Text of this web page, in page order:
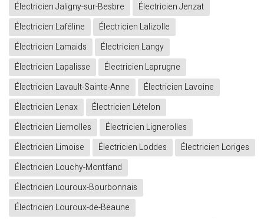
Électricien Jaligny-sur-Besbre
Électricien Jenzat
Électricien Laféline
Électricien Lalizolle
Électricien Lamaids
Électricien Langy
Électricien Lapalisse
Électricien Laprugne
Électricien Lavault-Sainte-Anne
Électricien Lavoine
Électricien Lenax
Électricien Lételon
Électricien Liernolles
Électricien Lignerolles
Électricien Limoise
Électricien Loddes
Électricien Loriges
Électricien Louchy-Montfand
Électricien Louroux-Bourbonnais
Électricien Louroux-de-Beaune